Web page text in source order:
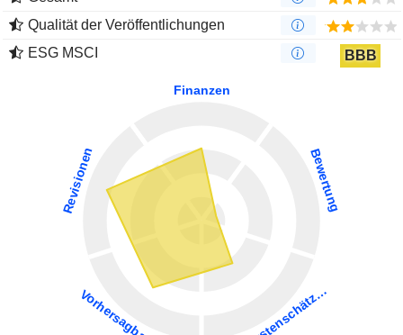
Qualität der Veröffentlichungen
ESG MSCI
BBB